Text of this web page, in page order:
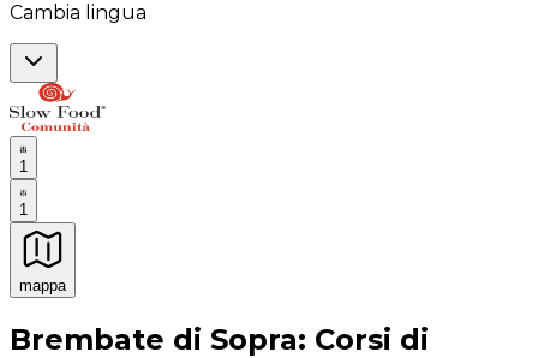
Cambia lingua
1
1
mappa
Esperienze culinarie indimenticabili: Esperienze
Brembate di Sopra: Corsi di